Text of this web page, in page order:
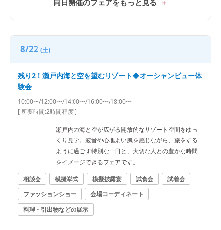
同日開催のフェアをもっと見る
8/22 (土)
残り2！瀬戸内海と空を望むリゾート◆オーシャンビュー体
験会
10:00〜/12:00〜/14:00〜/16:00〜/18:00〜
[ 所要時間:2時間程度]
瀬戸内の海と空が広がる開放的なリゾート空間をゆっ
くり見学。波音や心地よい風を感じながら、旅をする
ように過ごす特別な一日と、大切な人との豊かな時間
をイメージできるフェアです。
相談会
模擬挙式 模擬披露宴 試食会
試着会
ファッションショー
会場コーディネート
料理・引出物などの展示